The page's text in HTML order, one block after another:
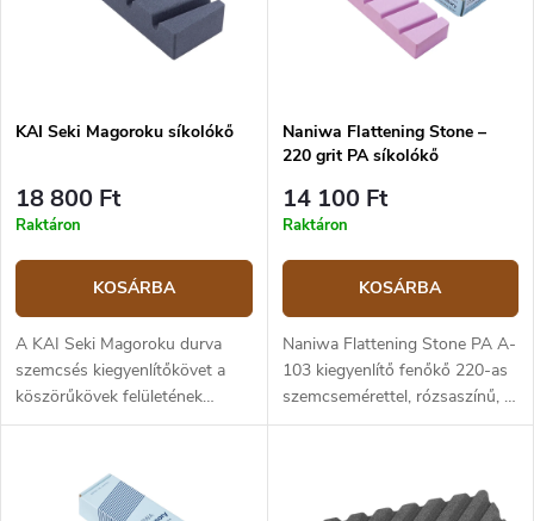
KAI Seki Magoroku síkolókő
18 800 Ft
Raktáron
KOSÁRBA
A KAI Seki Magoroku durva
szemcsés kiegyenlítőkövet a
köszörűkövek felületének
kiegyenlítésére tervezték.
Naniwa Flattening Stone –
220 grit PA síkolókő
14 100 Ft
Raktáron
KOSÁRBA
Naniwa Flattening Stone PA A-
103 kiegyenlítő fenőkő 220-as
szemcsemérettel, rózsaszínű, a
fenőkövek felületének